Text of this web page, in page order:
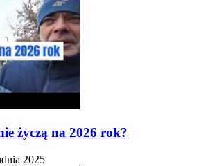
życzą na 2026 rok?
2025